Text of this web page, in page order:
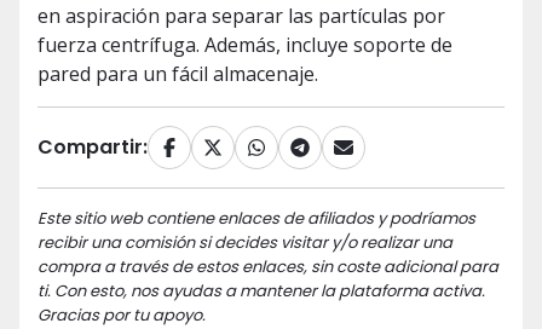
en aspiración para separar las partículas por
fuerza centrífuga. Además, incluye soporte de
pared para un fácil almacenaje.
Compartir:
Este sitio web contiene enlaces de afiliados y podríamos
recibir una comisión si decides visitar y/o realizar una
compra a través de estos enlaces, sin coste adicional para
ti. Con esto, nos ayudas a mantener la plataforma activa.
Gracias por tu apoyo.